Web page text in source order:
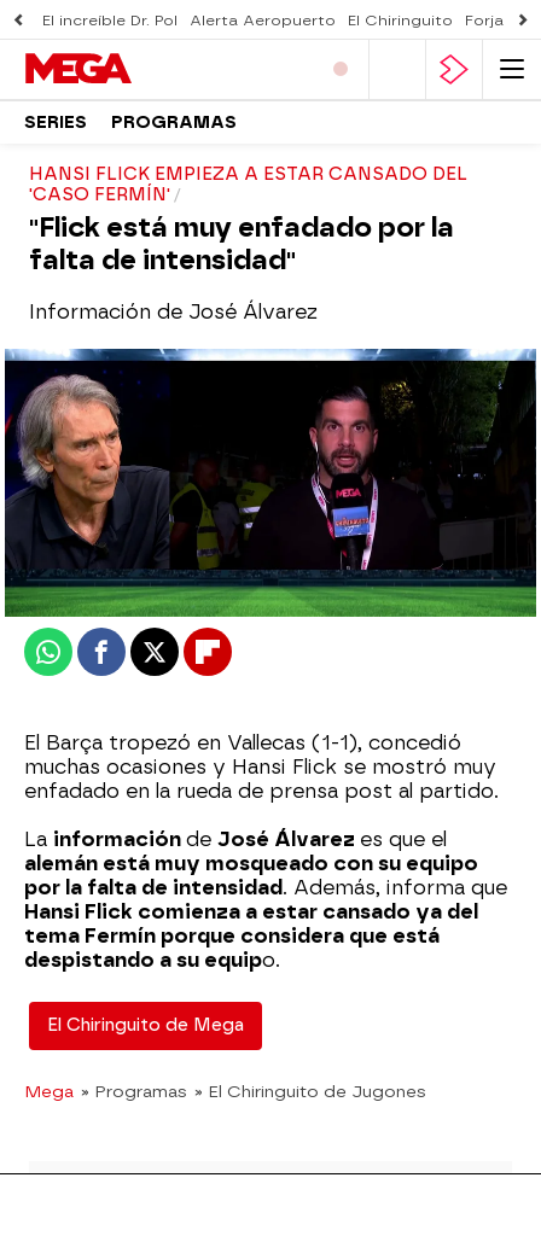
El increíble Dr. Pol Alerta Aeropuerto El Chiringuito Forjado
SERIES PROGRAMAS
HANSI FLICK EMPIEZA A ESTAR CANSADO DEL
'CASO FERMÍN'
"Flick está muy enfadado por la
falta de intensidad"
Información de José Álvarez
El Chiringuito
Publicado:01 de septiembre de 2025, 02:02
WhatsappFacebook
X Flipboard
El Barça tropezó en Vallecas (1-1), concedió
muchas ocasiones y Hansi Flick se mostró muy
enfadado en la rueda de prensa post al partido.
La información de José Álvarez es que el
alemán está muy mosqueado con su equipo
por la falta de intensidad . Además, informa que
Hansi Flick comienza a estar cansado ya del
tema Fermín porque considera que está
despistando a su equipo.
El Chiringuito de Mega
Mega » Programas » El Chiringuito de Jugones